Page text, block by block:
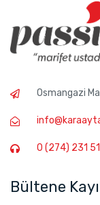
Osmangazi
0 (274) 231
Bültene